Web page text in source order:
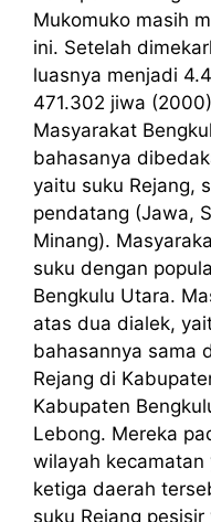
Mukomuko masih
ini. Setelah
luasnya menjadi
471.302 jiwa
Masyarakat
bahasanya
yaitu suku Rejang,
pendatang (Jawa,
Minang).
suku dengan
Bengkulu Utara.
atas dua dialek,
bahasannya sama
Rejang di
Kabupaten
Lebong. Mereka
wilayah
ketiga daerah
suku Rejang